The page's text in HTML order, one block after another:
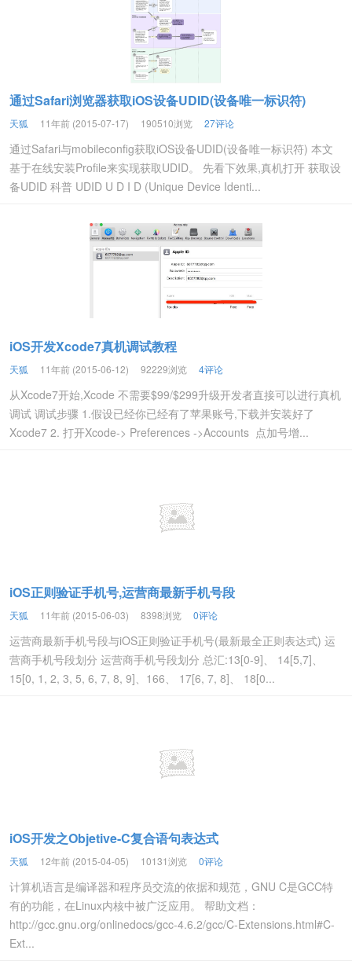
通过Safari浏览器获取iOS设备UDID(设备唯一标识符)
天狐 11年前 (2015-07-17) 190510浏览 27评论
通过Safari与mobileconfig获取iOS设备UDID(设备唯一标识符) 本文
基于在线安装Profile来实现获取UDID。 先看下效果,真机打开 获取设
备UDID 科普 UDID U D I D (Unique Device Identi...
iOS开发Xcode7真机调试教程
天狐 11年前 (2015-06-12) 92229浏览 4评论
从Xcode7开始,Xcode 不需要$99/$299升级开发者直接可以进行真机
调试 调试步骤 1.假设已经你已经有了苹果账号,下载并安装好了
Xcode7 2. 打开Xcode-> Preferences ->Accounts 点加号增...
iOS正则验证手机号,运营商最新手机号段
天狐 11年前 (2015-06-03) 8398浏览 0评论
运营商最新手机号段与iOS正则验证手机号(最新最全正则表达式) 运
营商手机号段划分 运营商手机号段划分 总汇:13[0-9]、 14[5,7]、
15[0, 1, 2, 3, 5, 6, 7, 8, 9]、166、 17[6, 7, 8]、 18[0...
iOS开发之Objetive-C复合语句表达式
天狐 12年前 (2015-04-05) 10131浏览 0评论
计算机语言是编译器和程序员交流的依据和规范，GNU C是GCC特
有的功能，在Linux内核中被广泛应用。 帮助文档：
http://gcc.gnu.org/onlinedocs/gcc-4.6.2/gcc/C-Extensions.html#C-
Ext...